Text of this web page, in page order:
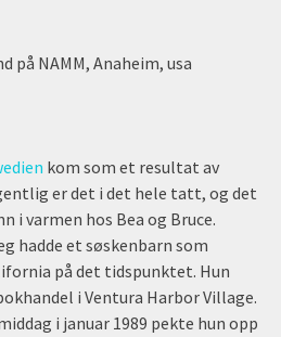
på NAMM, Anaheim, usa
kom som et resultat av
er det i det hele tatt, og det
i varmen hos Bea og Bruce.
hadde et søskenbarn som
på det tidspunktet. Hun
i Ventura Harbor Village.
i januar 1989 pekte hun opp